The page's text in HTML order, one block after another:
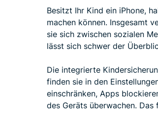
Besitzt Ihr Kind ein iPhone,
machen können. Insgesamt
sie sich zwischen sozialen
lässt sich schwer der
Die integrierte
finden sie in den
einschränken, Apps
des Geräts überwachen.